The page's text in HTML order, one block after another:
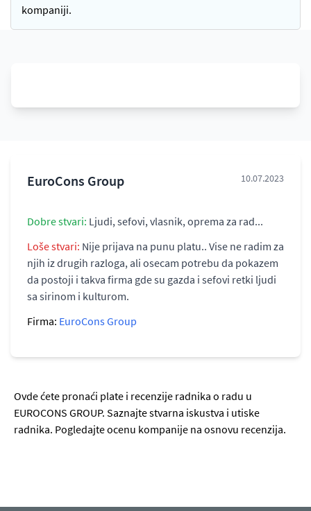
kompaniji.
EuroCons Group 10.07.2023
Dobre stvari: Ljudi, sefovi, vlasnik, oprema za rad...
Loše stvari: Nije prijava na punu platu.. Vise ne radim za
njih iz drugih razloga, ali osecam potrebu da pokazem
da postoji i takva firma gde su gazda i sefovi retki ljudi
sa sirinom i kulturom.
Firma: EuroCons Group
Ovde ćete pronaći plate i recenzije radnika o radu u
EUROCONS GROUP. Saznajte stvarna iskustva i utiske
radnika. Pogledajte ocenu kompanije na osnovu recenzija.